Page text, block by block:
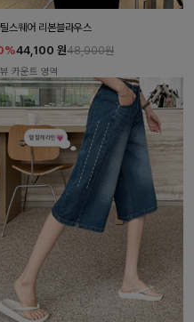
스퀘어 리본블라우스
44,100 원48,900원
카운트 영역